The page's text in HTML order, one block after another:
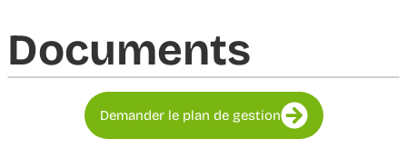
Documents​
Demander le plan de gestion